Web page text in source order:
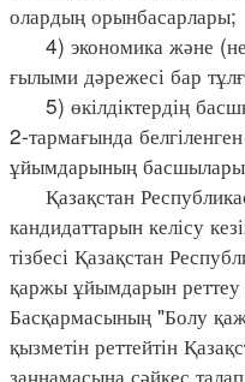
олардың орынбасарлары;
4) экономика және
ғылыми дәрежесі бар
5) өкілдіктердің
2-тармағында
ұйымдарының
Қазақстан
кандидаттарын келісу
тізбесі Қазақстан
қаржы ұйымдарын реттеу
Басқармасының "Болу
қызметін реттейтін
заңнамасына сәйкес